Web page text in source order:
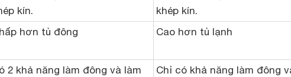
kín.
khép kín.
hơn tủ đông Cao hơn tủ lạnh
2 khả năng làm đông và làm
Chỉ có khả năng làm đông